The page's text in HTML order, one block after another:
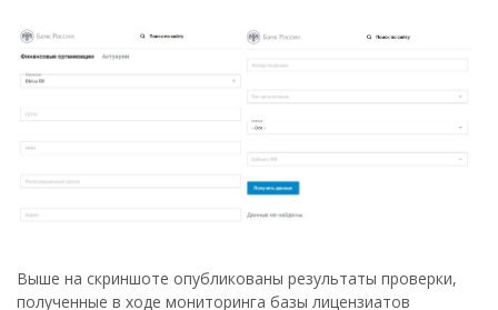
Выше на скриншоте опубликованы результаты проверки,
полученные в ходе мониторинга базы лицензиатов